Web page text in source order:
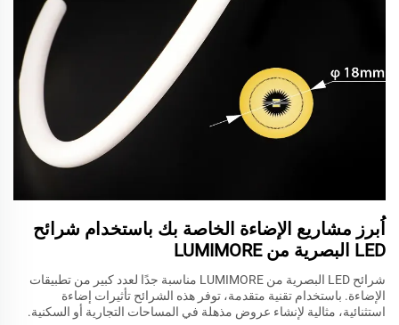
اُبرز مشاريع الإضاءة الخاصة بك باستخدام شرائح
LED البصرية من LUMIMORE
شرائح LED البصرية من LUMIMORE مناسبة جدًا لعدد كبير من تطبيقات
الإضاءة. باستخدام تقنية متقدمة، توفر هذه الشرائح تأثيرات إضاءة
استثنائية، مثالية لإنشاء عروض مذهلة في المساحات التجارية أو السكنية.